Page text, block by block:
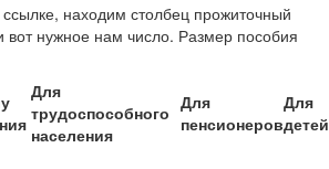
находим столбец прожиточный
нужное нам число. Размер пособия
Для
трудоспособного
населения
Для
пенсионеров
Для
детей